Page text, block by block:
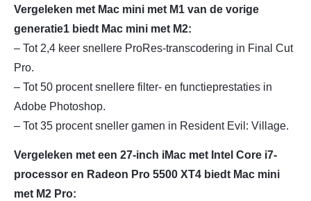
Vergeleken met Mac mini met M1 van de vorige
generatie1 biedt Mac mini met M2:
– Tot 2,4 keer snellere ProRes-transcodering in Final Cut
Pro.
– Tot 50 procent snellere filter- en functieprestaties in
Adobe Photoshop.
– Tot 35 procent sneller gamen in Resident Evil: Village.
Vergeleken met een 27-inch iMac met Intel Core i7-
processor en Radeon Pro 5500 XT4 biedt Mac mini
met M2 Pro: